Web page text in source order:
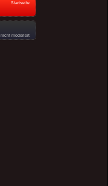
Startseite
nicht moderiert